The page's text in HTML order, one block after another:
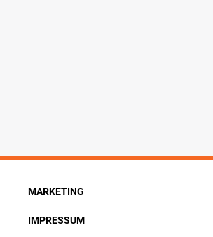
MARKETING
IMPRESSUM